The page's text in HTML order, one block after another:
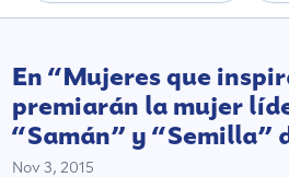
En “Mujeres que
premiarán la mujer
“Samán” y “Semilla”
Nov 3, 2015